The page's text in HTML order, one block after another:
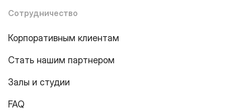
Сотрудничество
Корпоративным клиентам
Стать нашим партнером
Залы и студии
FAQ